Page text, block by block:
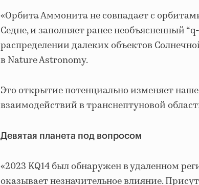
«Орбита Аммонита не совпадает с
Седне, и заполняет ранее необъясненный
распределении далеких объектов
в Nature Astronomy.
Это открытие потенциально изменяет
взаимодействий в транснептуновой
Девятая планета под вопросом
«2023 KQ14 был обнаружен в удаленном
оказывает незначительное влияние.